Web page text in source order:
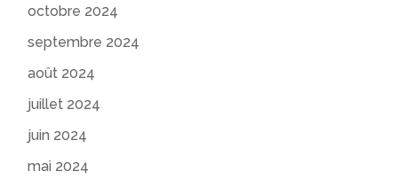
octobre 2024
septembre 2024
août 2024
juillet 2024
juin 2024
mai 2024